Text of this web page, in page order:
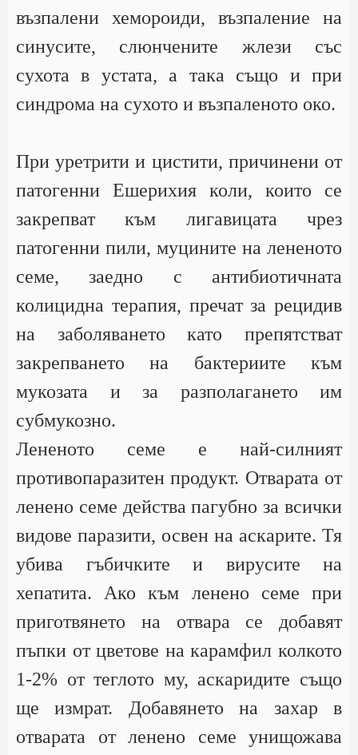
възпалени хемороиди, възпаление на
синусите, слюнчените жлези със
сухота в устата, а така също и при
синдрома на сухото и възпаленото око.
При уретрити и цистити, причинени от
патогенни Ешерихия коли, които се
закрепват към лигавицата чрез
патогенни пили, муцините на лененото
семе, заедно с антибиотичната
колицидна терапия, пречат за рецидив
на заболяването като препятстват
закрепването на бактериите към
мукозата и за разполагането им
субмукозно.
Лененото семе е най-силният
противопаразитен продукт. Отварата от
ленено семе действа пагубно за всички
видове паразити, освен на аскарите. Тя
убива гъбичките и вирусите на
хепатита. Ако към ленено семе при
приготвянето на отвара се добавят
пъпки от цветове на карамфил колкото
1-2% от теглото му, аскаридите също
ще измрат. Добавянето на захар в
отварата от ленено семе унищожава